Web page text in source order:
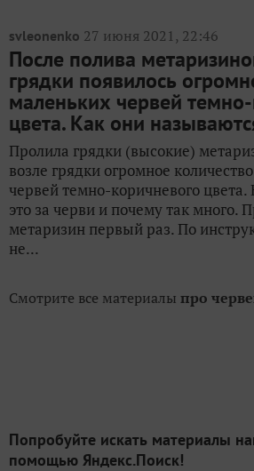
svleonenko 27 июня 2021, 22:46
После полива
грядки появилось
маленьких червей
цвета. Как они
Пролила грядки (высокие)
возле грядки огромное
червей темно-коричневого цвета.
это за черви и почему так много.
метаризин первый раз. По
не...
Смотрите все материалы про
Попробуйте искать материалы
помощью Яндекс.Поиск!